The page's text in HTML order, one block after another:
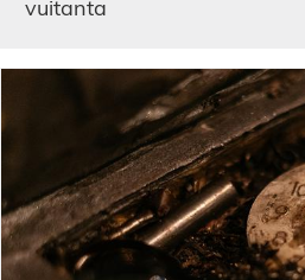
vuitanta